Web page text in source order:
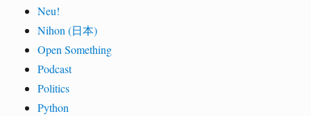
Neu!
Nihon (日本)
Open Something
Podcast
Politics
Python